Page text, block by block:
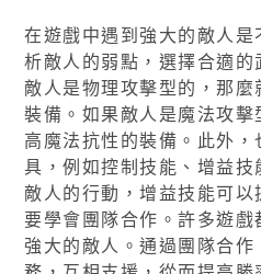
在遊戲中遇到強大的敵人
析敵人的弱點，選擇合適
敵人是物理攻擊型的，那
裝備。如果敵人是魔法攻
高魔法抗性的裝備。此外
具，例如控制技能、增益
敵人的行動，增益技能可以
要學會團隊合作。許多遊
強大的敵人。通過團隊合